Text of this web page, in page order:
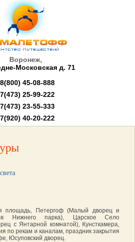
Воронеж,
Московская д. 71
8(800) 45-08-888
25-99-222
23-55-333
40-20-222
площадь, Петергоф (Малый дворец и
Нижнего парка), Царское Село
с Янтарной комнатой), Кунсткамера,
по рекам и каналам, праздник закрытия
Юсуповский дворец.